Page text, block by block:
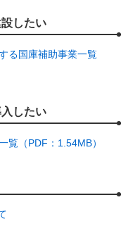
したい
る国庫補助事業一覧
したい
覧（PDF：1.54MB）